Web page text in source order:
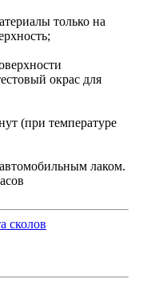
только на
окрас для
(при температуре
автомобильным лаком.
сколов